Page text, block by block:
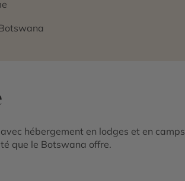
hébergement en lodges et en camps
que le Botswana offre.